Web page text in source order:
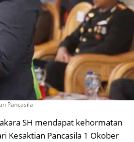
Pancasila
SH mendapat kehormatan
Kesaktian Pancasila 1 Okober